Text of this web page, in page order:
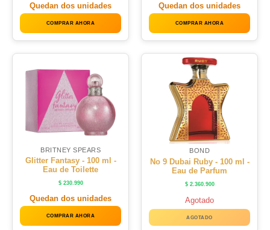
Quedan dos unidades
COMPRAR AHORA
Quedan dos unidades
COMPRAR AHORA
BRITNEY SPEARS
Glitter Fantasy - 100 ml -
Eau de Toilette
$230.990
Quedan dos unidades
COMPRAR AHORA
BOND
No 9 Dubai Ruby - 100 ml -
Eau de Parfum
$2.360.900
Agotado
AGOTADO